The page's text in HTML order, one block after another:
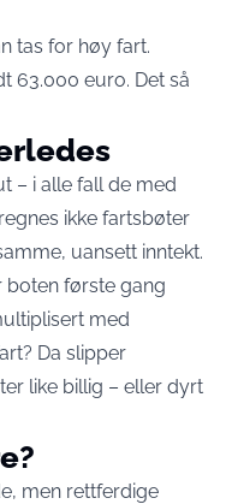
tas for høy fart.
63.000 euro. Det så
– i alle fall de med
ikke fartsbøter
uansett inntekt.
boten første gang
med
Da slipper
like billig – eller dyrt
men rettferdige